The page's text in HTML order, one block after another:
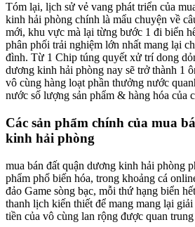
Tóm lại, lịch sử vẻ vang phát triển của
kinh hải phòng chính là mẩu chuyện về
mới, khu vực mà lại từng bước 1 đi biển
phân phối trải nghiệm lớn nhất mang lại
đình. Từ 1 Chip túng quyết xử trí dong
dương kinh hải phòng nay sẽ trở thành 1
vô cùng hàng loạt phần thưởng nước
nước số lượng sản phẩm & hàng hóa của
Các sản phẩm chính của mua
kinh hải phòng
mua bán đất quận dương kinh hải phòng
phẩm phổ biến hóa, trong khoảng cá
đảo Game sòng bạc, mỗi thứ hạng biển
thanh lịch kiến thiết để mang mang lại
tiền của vô cùng lan rộng được quan